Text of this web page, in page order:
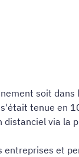
soit
tenue en
via la
et